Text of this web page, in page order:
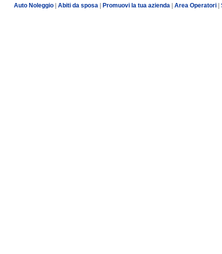
Auto Noleggio Abiti da sposa Promuovi la tua azienda Area Operatori